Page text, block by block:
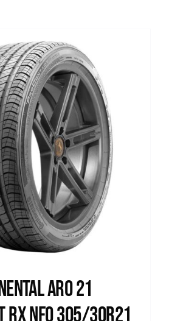
Aro 21
NF0 305/30R21